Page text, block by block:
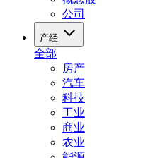
公司
产经
全部
房产
汽车
科技
工业
商业
农业